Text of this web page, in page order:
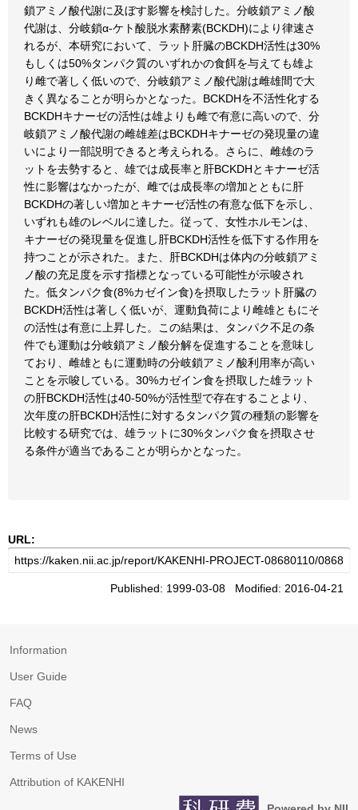
鎖アミノ酸代謝に及ぼす影響を検討した。分岐鎖アミノ酸
代謝は、分岐鎖α-ケト酸脱水素酵素(BCKDH)により律速さ
れるが、本研究において、ラット肝臓のBCKDH活性は30%
もしくは50%タンパク質のいずれかの食餌を与えても雄よ
り雌で著しく低いので、分岐鎖アミノ酸代謝は雌雄間で大
きく異なることが明らかとなった。BCKDHを不活性化する
BCKDHキナーゼの活性は雄よりも雌で有意に高いので、分
岐鎖アミノ酸代謝の雌雄差はBCKDHキナーゼの発現量の違
いにより一部説明できると考えられる。さらに、雌雄のラ
ットを去勢すると、雄では成長率と肝BCKDHとキナーゼ活
性に影響はなかったが、雌では成長率の増加とともに肝
BCKDHの著しい増加とキナーゼ活性の有意な低下を示し、
いずれも雄のレベルに達した。従って、女性ホルモンは、
キナーゼの発現量を促進し肝BCKDH活性を低下する作用を
持つことが示された。また、肝BCKDHは体内の分岐鎖アミ
ノ酸の充足度を示す指標となっている可能性が示唆され
た。低タンパク食(8%カゼイン食)を摂取したラット肝臓の
BCKDH活性は著しく低いが、運動負荷により雌雄ともにそ
の活性は有意に上昇した。この結果は、タンパク不足の条
件でも運動は分岐鎖アミノ酸分解を促進することを意味し
ており、雌雄ともに運動時の分岐鎖アミノ酸利用率が高い
ことを示唆している。30%カゼイン食を摂取した雄ラット
の肝BCKDH活性は40-50%が活性型で存在することより、
次年度の肝BCKDH活性に対するタンパク質の種類の影響を
比較する研究では、雄ラットに30%タンパク食を摂取させ
る条件が適当であることが明らかとなった。
URL:
Published: 1999-03-08 Modified: 2016-04-21
Information
User Guide
FAQ
News
Terms of Use
Attribution of KAKENHI